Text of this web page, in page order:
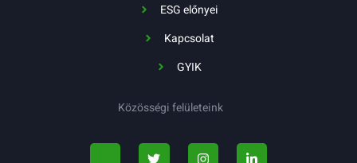
ESG előnyei
Kapcsolat
GYIK
Közösségi felületeink